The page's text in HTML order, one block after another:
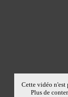
Cette vidéo n'est
Plus de